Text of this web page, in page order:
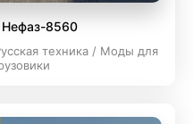
8560
техника / Моды для